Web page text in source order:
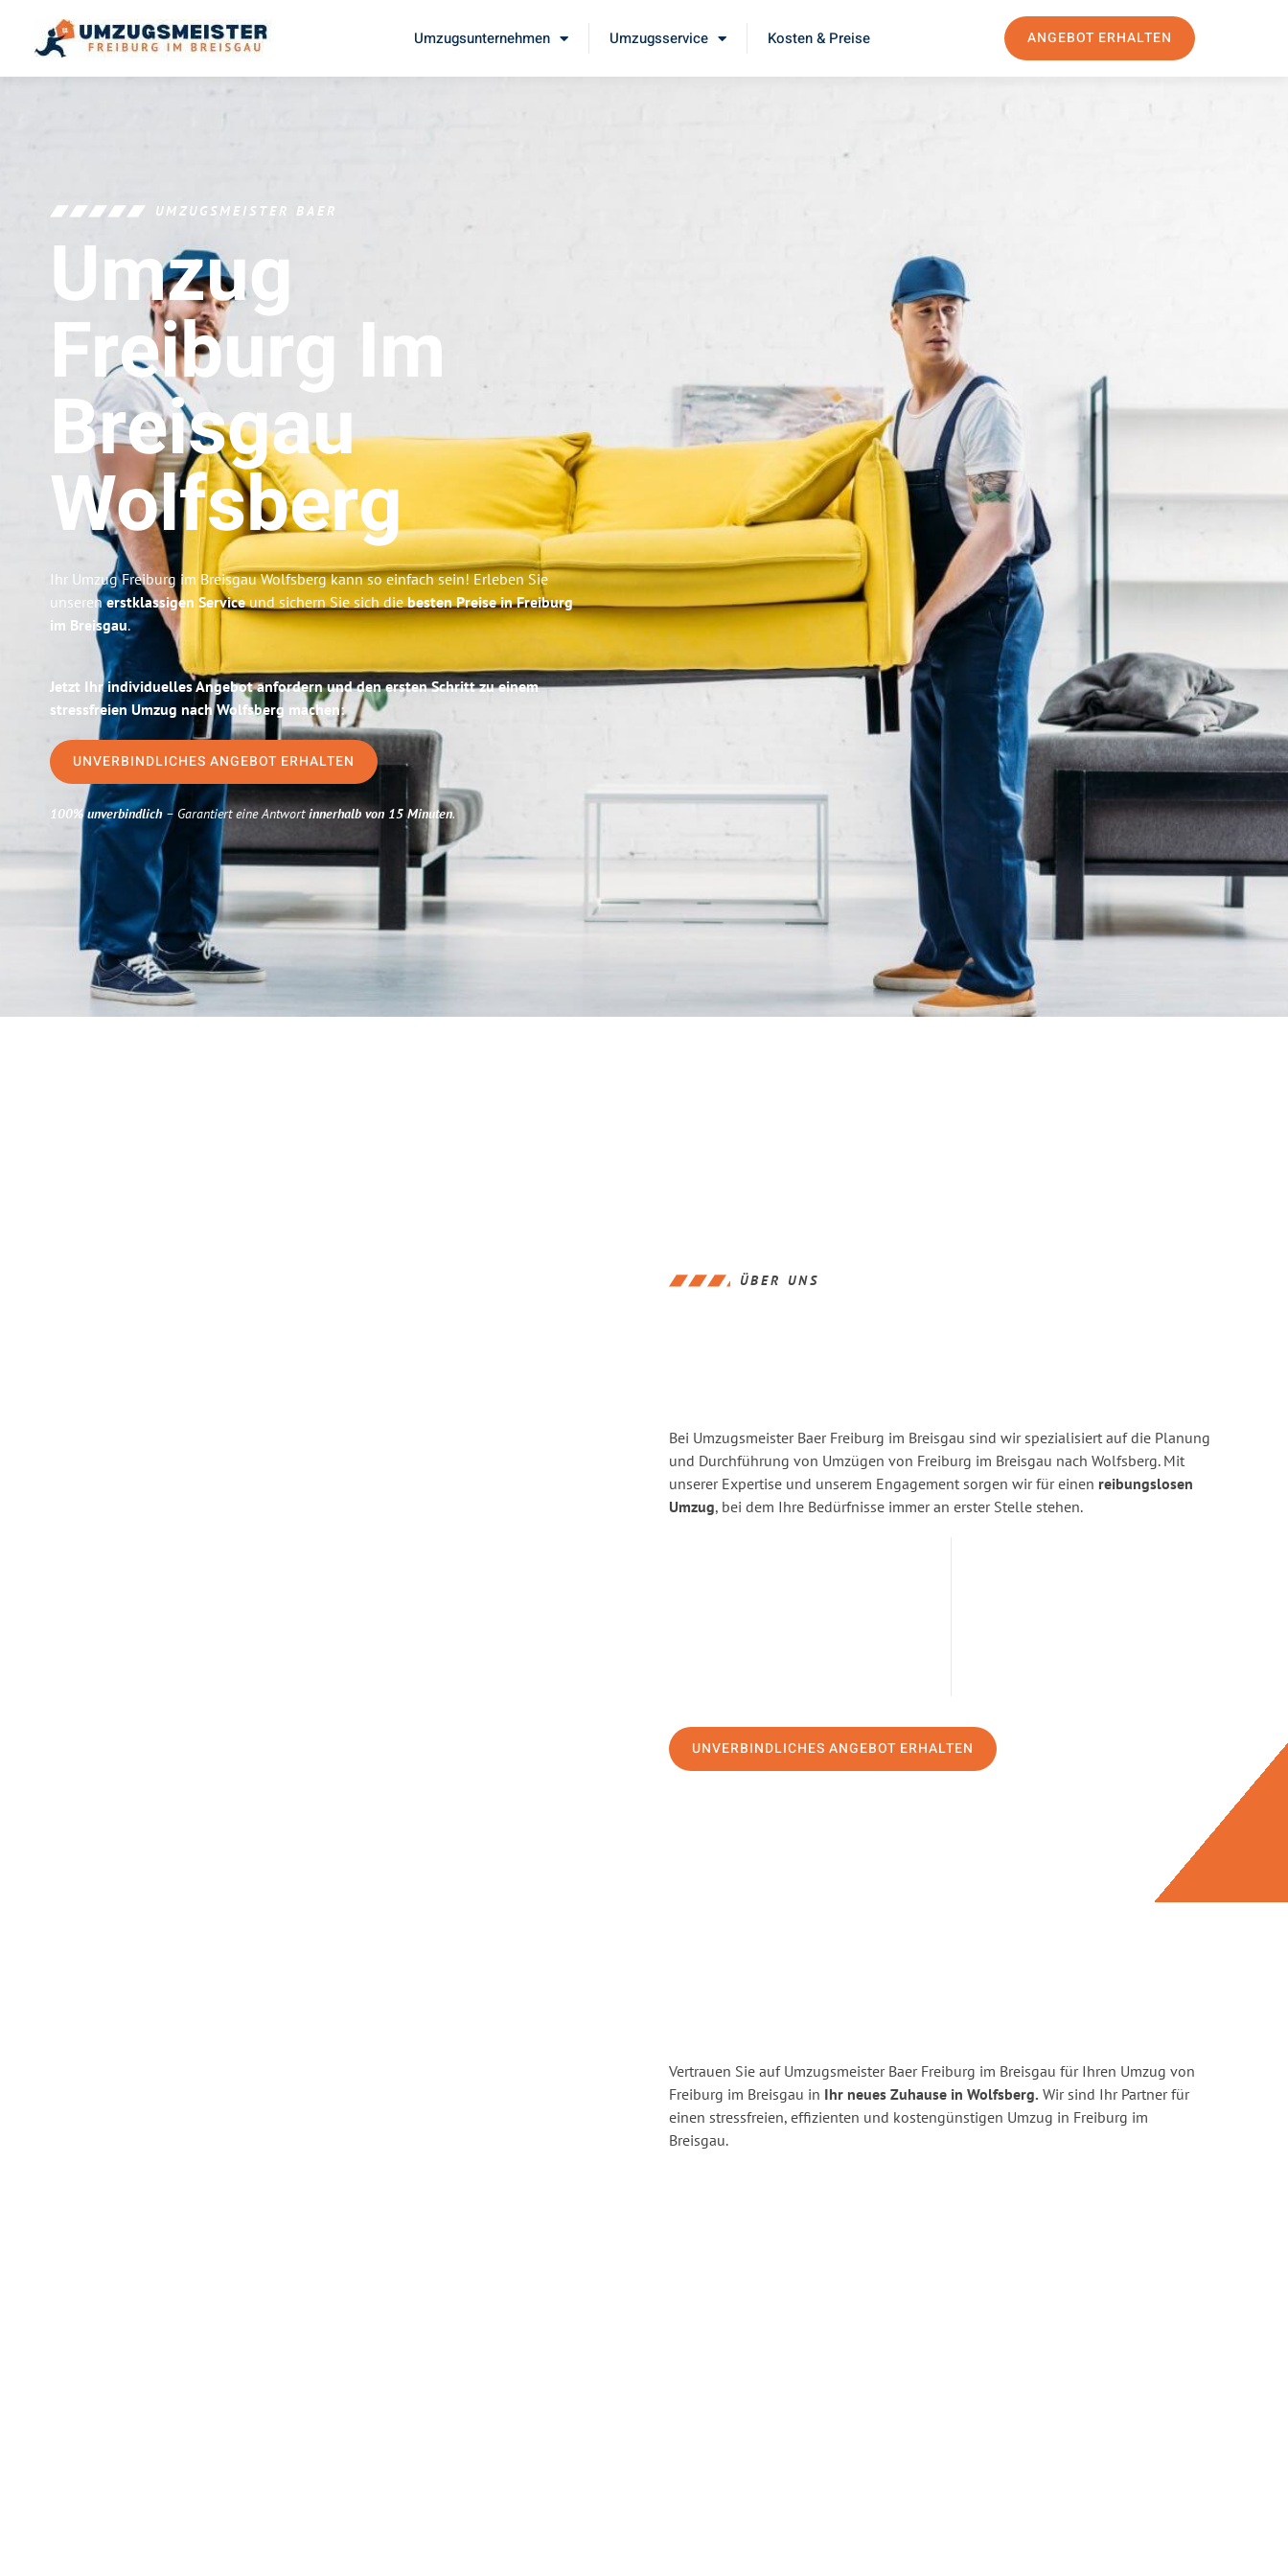
Umzugsunternehmen Umzugsservice Kosten & Preise ANGEBOT ERHALTEN
UMZUGSMEISTER BAER
Umzug
Freiburg Im
Breisgau
Wolfsberg
Ihr Umzug Freiburg im Breisgau Wolfsberg kann so einfach sein! Erleben Sie
unserenerstklassigen Serviceund sichern Sie sich diebesten Preise in Freiburg
im Breisgau.
Jetzt Ihr individuelles Angebot anfordern und den ersten Schritt zu einem
stressfreien Umzug nach Wolfsberg machen:
UNVERBINDLICHES ANGEBOT ERHALTEN
100% unverbindlich– Garantiert eine Antwortinnerhalb von 15 Minuten.
ÜBER UNS
Bei Umzugsmeister Baer Freiburg im Breisgau sind wir spezialisiert auf die Planung
und Durchführung von Umzügen von Freiburg im Breisgau nach Wolfsberg. Mit
unserer Expertise und unserem Engagement sorgen wir für einen reibungslosen
Umzug, bei dem Ihre Bedürfnisse immer an erster Stelle stehen.
UNVERBINDLICHES ANGEBOT ERHALTEN
Vertrauen Sie auf Umzugsmeister Baer Freiburg im Breisgau für Ihren Umzug von
Freiburg im Breisgau in Ihr neues Zuhause in Wolfsberg. Wir sind Ihr Partner für
einen stressfreien, effizienten und kostengünstigen Umzug in Freiburg im
Breisgau.